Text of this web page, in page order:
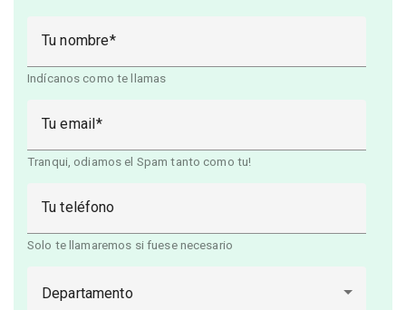
Tu nombre
Indícanos como te llamas
Tu email
Tranqui, odiamos el Spam tanto como tu!
Tu teléfono
Solo te llamaremos si fuese necesario
Departamento